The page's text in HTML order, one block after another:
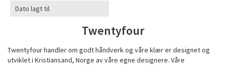
Twentyfour
Twentyfour handler om godt håndverk og våre klær er designet og
utviklet i Kristiansand, Norge av våre egne designere. Våre